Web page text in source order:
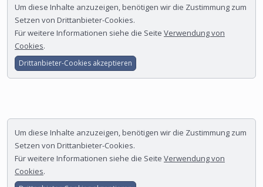
Um diese Inhalte anzuzeigen, benötigen wir die Zustimmung zum
Setzen von Drittanbieter-Cookies.
Für weitere Informationen siehe die Seite Verwendung von
Cookies.
Drittanbieter-Cookies akzeptieren
Um diese Inhalte anzuzeigen, benötigen wir die Zustimmung zum
Setzen von Drittanbieter-Cookies.
Für weitere Informationen siehe die Seite Verwendung von
Cookies.